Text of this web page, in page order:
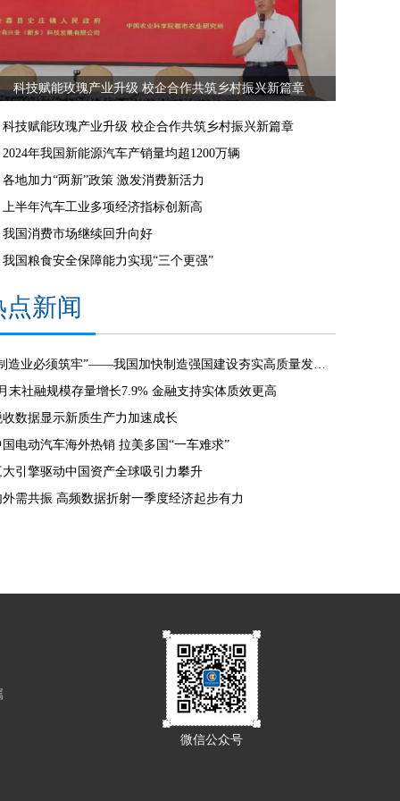
科技赋能玫瑰产业升级 校企合作共筑乡村振兴新篇章
科技赋能玫瑰产业升级 校企合作共筑乡村振兴新篇章
2024年我国新能源汽车产销量均超1200万辆
各地加力“两新”政策 激发消费新活力
上半年汽车工业多项经济指标创新高
我国消费市场继续回升向好
我国粮食安全保障能力实现“三个更强”
点新闻
“制造业必须筑牢”——我国加快制造强国建设夯实高质量发展根基
末社融规模存量增长7.9% 金融支持实体质效更高
收数据显示新质生产力加速成长
国电动汽车海外热销 拉美多国“一车难求”
大引擎驱动中国资产全球吸引力攀升
外需共振 高频数据折射一季度经济起步有力
微信公众号